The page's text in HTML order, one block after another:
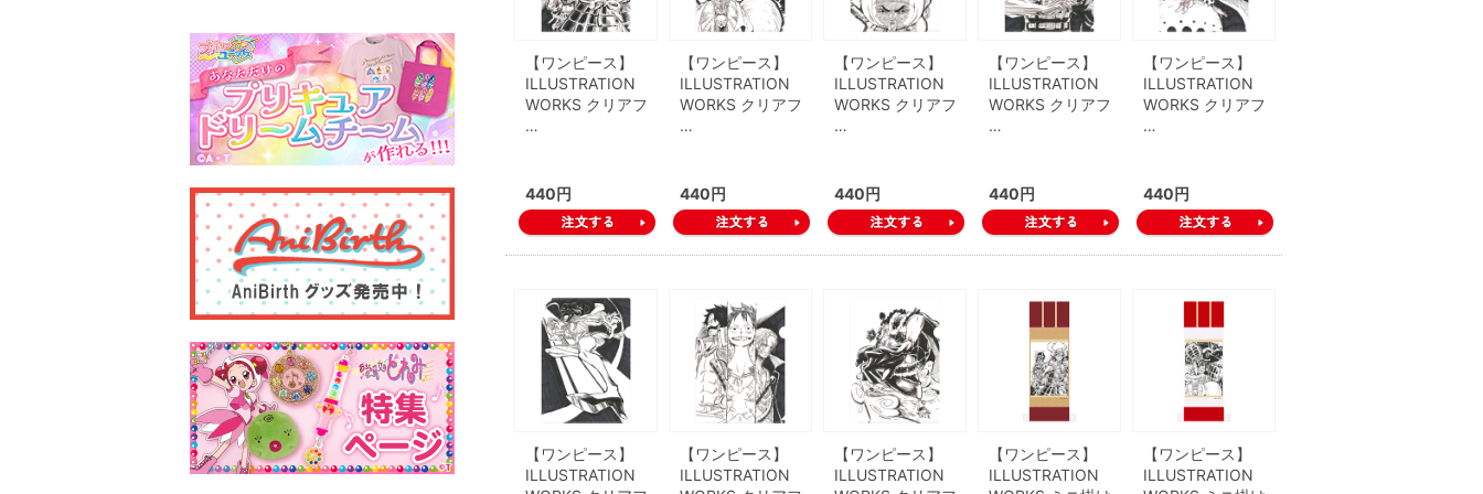
【ワンピース】
ILLUSTRATION
WORKS クリアフ
…
440円
【ワンピース】
ILLUSTRATION
WORKS クリアフ
…
440円
【ワンピース】
ILLUSTRATION
WORKS クリアフ
…
440円
【ワンピース】
ILLUSTRATION
WORKS クリアフ
…
440円
【ワンピース】
ILLUSTRATION
WORKS クリアフ
…
440円
【ワンピース】
ILLUSTRATION
【ワンピース】
ILLUSTRATION
【ワンピース】
ILLUSTRATION
【ワンピース】
ILLUSTRATION
【ワンピース】
ILLUSTRATION